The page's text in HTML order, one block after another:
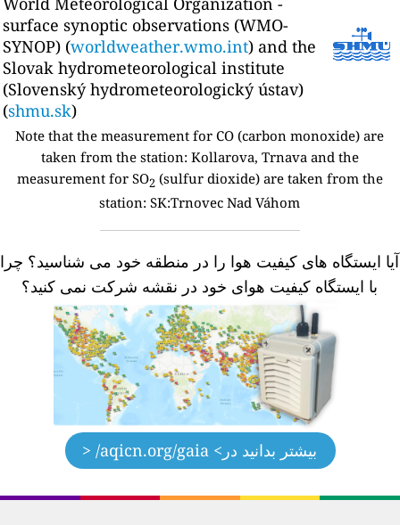
surface synoptic observations (WMO-
SYNOP) (worldweather.wmo.int) and the
Slovak hydrometeorological institute
(Slovenský hydrometeorologický ústav)
(shmu.sk)
Note that the measurement for CO (carbon monoxide) are
taken from the station:Kollarova, Trnava and the
measurement for SO2(sulfur dioxide) are taken from the
station: SK:Trnovec Nad Váhom
ایستگاه های کیفیت هوا را در منطقه خود می شناسید؟ چرا
با ایستگاه کیفیت هوای خود در نقشه شرکت نمی کنید؟
بیشتر بدانید در> aqicn.org/gaia/ <